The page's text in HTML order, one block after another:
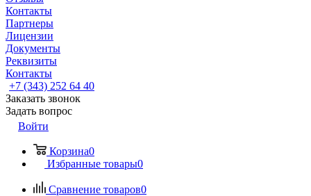
Контакты
Партнеры
Лицензии
Документы
Реквизиты
Контакты
+7 (343) 252 64 40
Заказать звонок
Задать вопрос
Войти
Корзина0
Избранные товары0
Сравнение товаров0